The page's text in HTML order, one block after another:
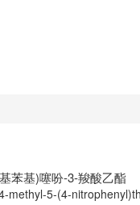
苯基)噻吩-3-羧酸乙酯
methyl-5-(4-